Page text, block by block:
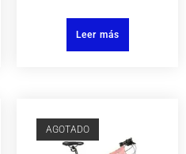
Leer más
AGOTADO